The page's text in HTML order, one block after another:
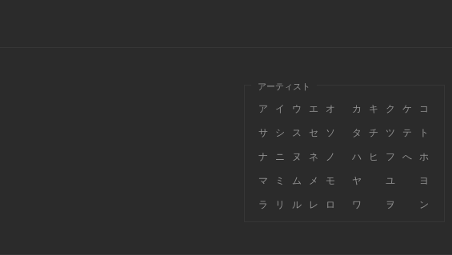
アーティスト
ア イ ウ エ オ カ キ ク ケ コ
サ シ ス セ ソ タ チ ツ テ ト
ナ ニ ヌ ネ ノ ハ ヒ フ へ ホ
マ ミ ム メ モ ヤ ユ ヨ
ラ リ ル レ ロ ワ ヲ ン